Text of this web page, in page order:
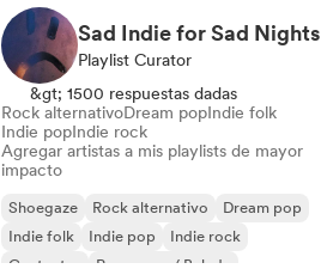
Sad Indie for Sad Nights
Playlist Curator
&gt; 1500 respuestas dadas
Rock alternativoDream popIndie folk
Indie popIndie rock
Agregar artistas a mis playlists de mayor
impacto
Shoegaze Rock alternativo
Dream pop
Indie folk
Indie pop
Indie rock
Cantautor
Pop suave / Balada